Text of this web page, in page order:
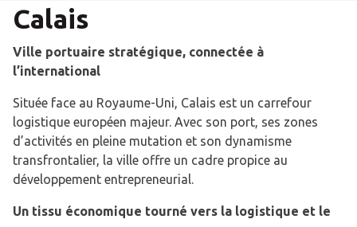
Calais
Ville portuaire stratégique, connectée à
l’international
Située face au Royaume-Uni, Calais est un carrefour
logistique européen majeur. Avec son port, ses zones
d’activités en pleine mutation et son dynamisme
transfrontalier, la ville offre un cadre propice au
développement entrepreneurial.
Un tissu économique tourné vers la logistique et le